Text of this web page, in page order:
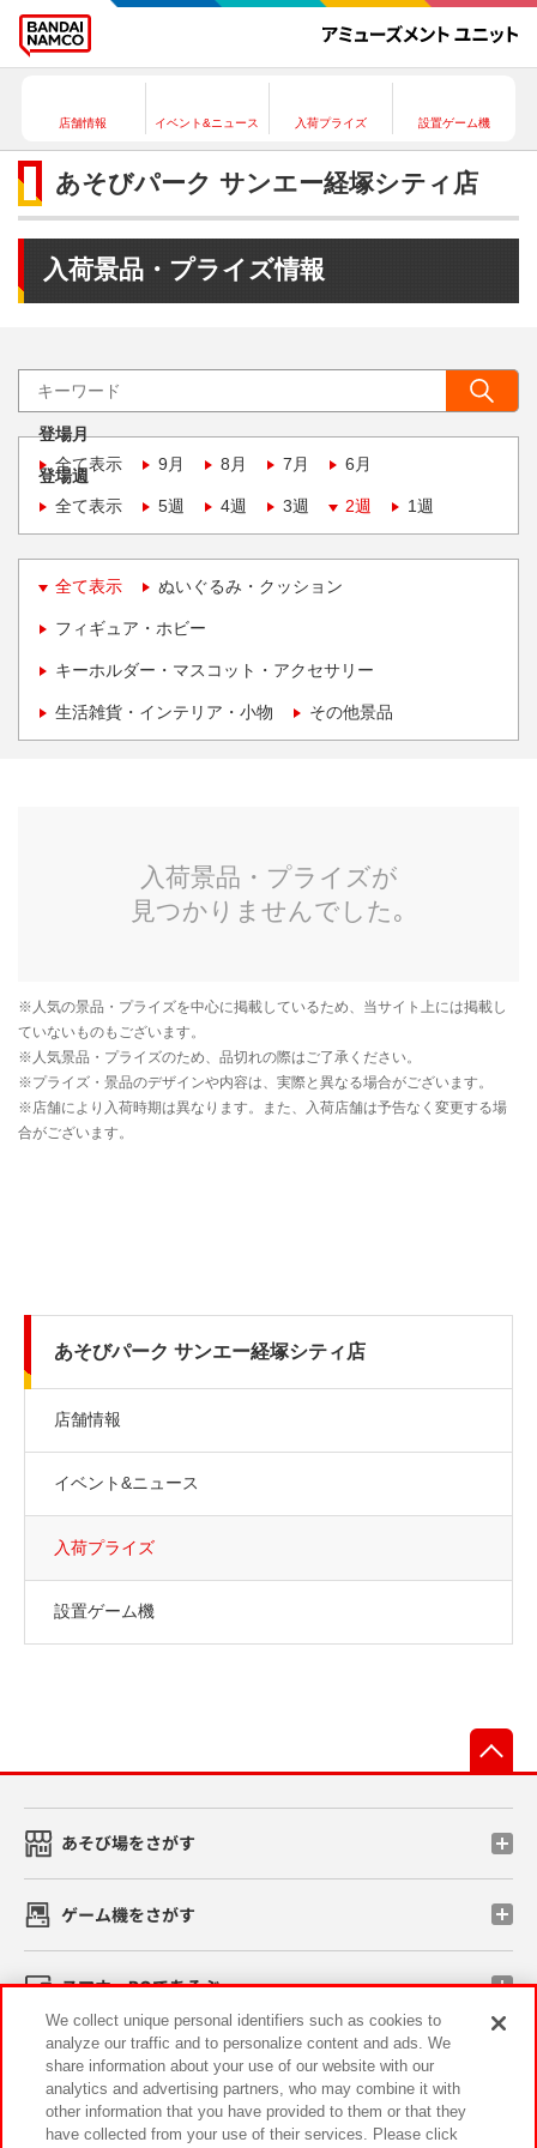
店舗情報 イベント&ニュース 入荷プライズ 設置ゲーム機
あそびパーク サンエー経塚シティ店
入荷景品・プライズ情報
登場月
全て表示
9月 8月 7月 6月
登場週
全て表示
5週 4週 3週 2週 1週
全て表示 ぬいぐるみ・クッション
フィギュア・ホビー
キーホルダー・マスコット・アクセサリー
生活雑貨・インテリア・小物 その他景品
あそびパーク サンエー経塚シティ店
店舗情報
イベント&ニュース
入荷プライズ
設置ゲーム機
あそび場をさがす
ゲーム機をさがす
スマホ・PCであそぶ
イベント・キャンペーン
We collect unique personal identifiers such as cookies to
analyze our traffic and to personalize content and ads. We
share information about your use of our website with our
analytics and advertising partners, who may combine it with
other information that you have provided to them or that they
have collected from your use of their services. Please click